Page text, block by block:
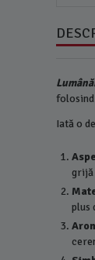
Iată o
grijă
plus